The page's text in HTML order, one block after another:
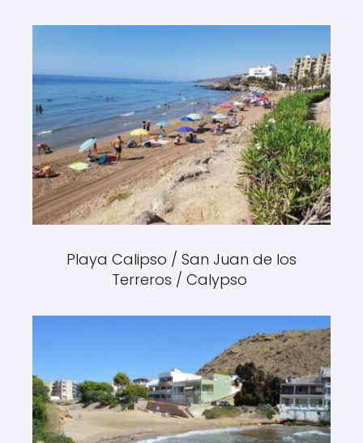
Playa Calipso / San Juan de los
Terreros / Calypso